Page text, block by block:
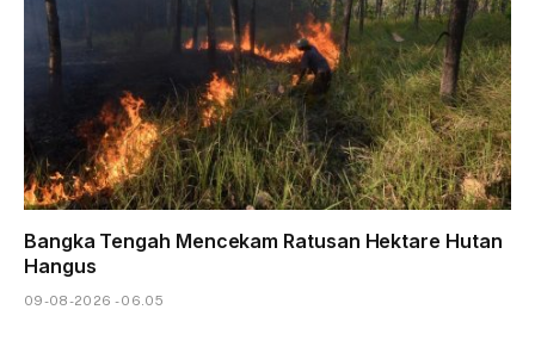
Bangka Tengah Mencekam Ratusan Hektare Hutan
Hangus
09-08-2026 - 06.05